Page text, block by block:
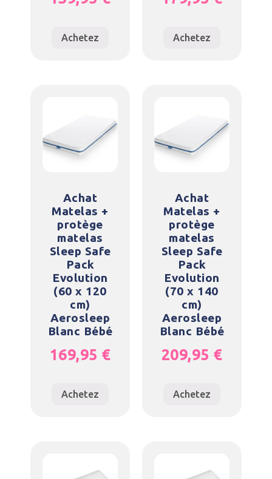
Achetez Achetez
Achat
Matelas +
protège
matelas
Sleep Safe
Pack
Evolution
(60 x 120
cm)
Aerosleep
Blanc Bébé
169,95 €
Achetez
Achat
Matelas +
protège
matelas
Sleep Safe
Pack
Evolution
(70 x 140
cm)
Aerosleep
Blanc Bébé
209,95 €
Achetez